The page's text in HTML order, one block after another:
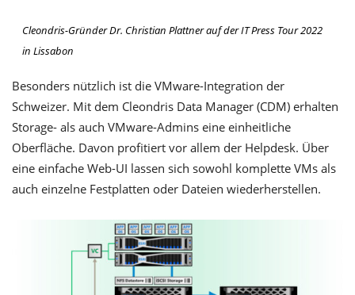
Cleondris-Gründer Dr. Christian Plattner auf der IT Press Tour 2022
in Lissabon
Besonders nützlich ist die VMware-Integration der
Schweizer. Mit dem Cleondris Data Manager (CDM) erhalten
Storage- als auch VMware-Admins eine einheitliche
Oberfläche. Davon profitiert vor allem der Helpdesk. Über
eine einfache Web-UI lassen sich sowohl komplette VMs als
auch einzelne Festplatten oder Dateien wiederherstellen.